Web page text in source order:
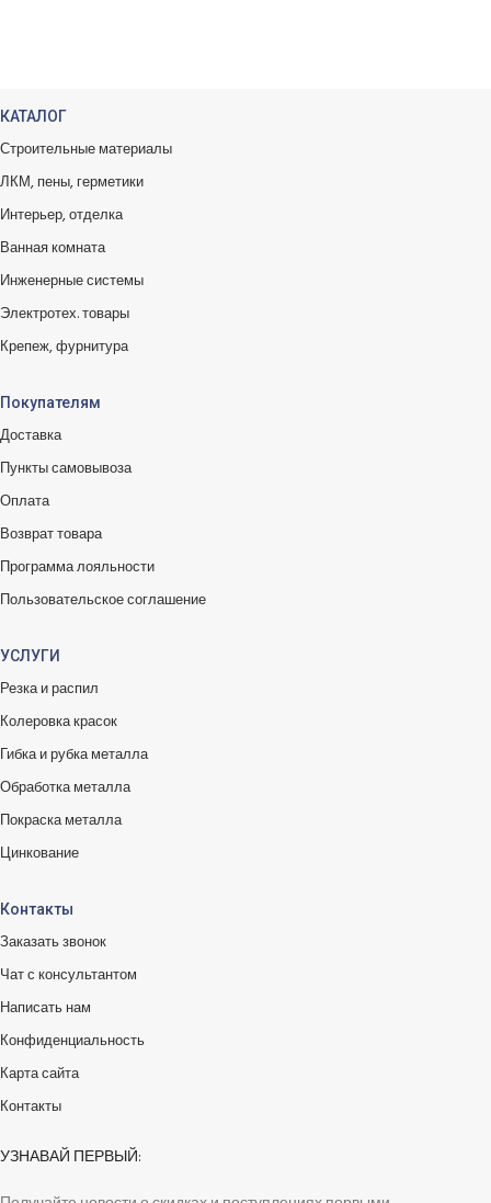
КАТАЛОГ
Строительные материалы
ЛКМ, пены, герметики
Интерьер, отделка
Ванная комната
Инженерные системы
Электротех. товары
Крепеж, фурнитура
Покупателям
Доставка
Пункты самовывоза
Оплата
Возврат товара
Программа лояльности
Пользовательское соглашение
УСЛУГИ
Резка и распил
Колеровка красок
Гибка и рубка металла
Обработка металла
Покраска металла
Цинкование
Контакты
Заказать звонок
Чат с консультантом
Написать нам
Конфиденциальность
Карта сайта
Контакты
УЗНАВАЙ ПЕРВЫЙ: